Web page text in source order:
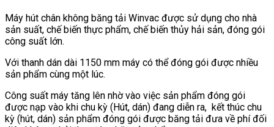
Máy hút chân không băng tải Winvac được sử dụng cho nhà
sản suất, chế biến thực phẩm, chế biến thủy hải sản, đóng gói
công suất lớn.
Với thanh dán dài 1150 mm máy có thể đóng gói được nhiều
sản phẩm cùng một lúc.
Công suất máy tăng lên nhờ vào việc sản phẩm đóng gói
được nạp vào khi chu kỳ (Hút, dán) đang diễn ra, kết thúc chu
kỳ (hút, dán) sản phẩm đóng gói được băng tải đưa về phí đối